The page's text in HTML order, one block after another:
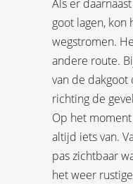
Als er
goot lagen,
wegstromen.
andere route.
van de dakgoot
richting de
Op het
altijd iets van.
pas zichtbaar
het weer